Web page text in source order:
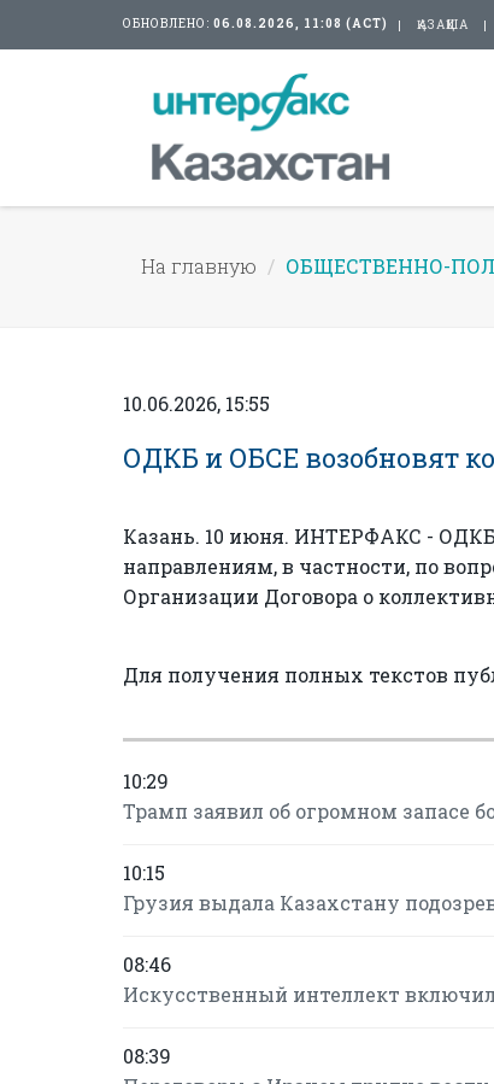
ОБНОВЛЕНО: 06.08.2026, 11:08 (АСТ) ҚАЗАҚША
На главную ОБЩЕСТВЕННО-
10.06.2026, 15:55
ОДКБ и ОБСЕ возобновят
Казань. 10 июня. ИНТЕРФАКС -
направлениям, в частности, по
Организации Договора о
Для получения полных текстов
10:29
Трамп заявил об огромном запасе
10:15
Грузия выдала Казахстану
08:46
Искусственный интеллект
08:39